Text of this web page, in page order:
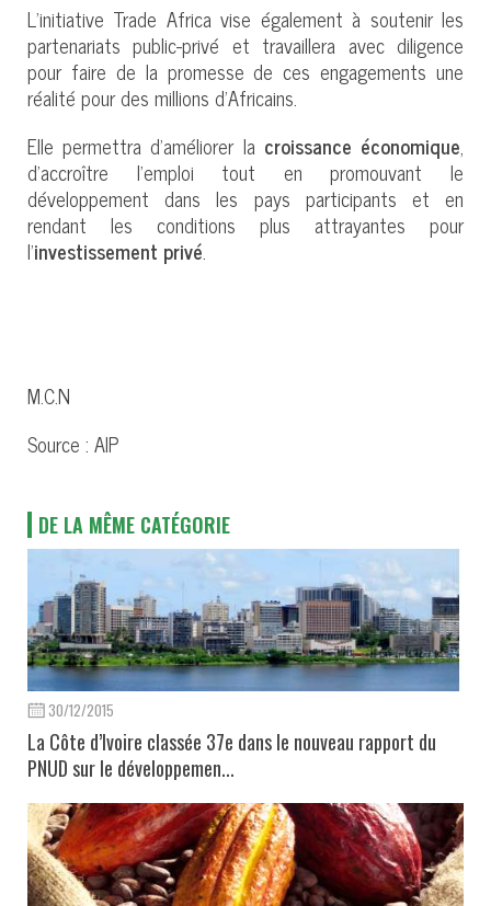
L’initiative Trade Africa vise également à soutenir les
partenariats public-privé et travaillera avec diligence
pour faire de la promesse de ces engagements une
réalité pour des millions d’Africains.
Elle permettra d’améliorer la croissance économique,
d’accroître l’emploi tout en promouvant le
développement dans les pays participants et en
rendant les conditions plus attrayantes pour
l’investissement privé.
M.C.N
Source : AIP
DE LA MÊME CATÉGORIE
30/12/2015
La Côte d’Ivoire classée 37e dans le nouveau rapport du
PNUD sur le développemen...